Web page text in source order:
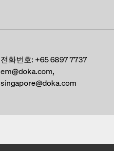
전화번호:+65 6897 7737
em@doka.com,
singapore@doka.com